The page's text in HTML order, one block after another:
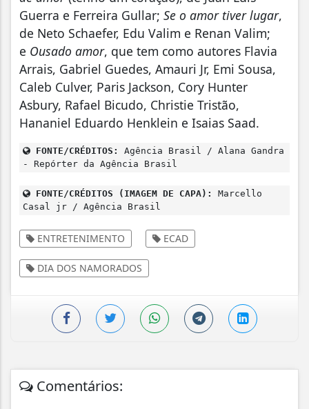
Guerra e Ferreira Gullar; Se o amor tiver lugar,
de Neto Schaefer, Edu Valim e Renan Valim;
e Ousado amor, que tem como autores Flavia
Arrais, Gabriel Guedes, Amauri Jr, Emi Sousa,
Caleb Culver, Paris Jackson, Cory Hunter
Asbury, Rafael Bicudo, Christie Tristão,
Hananiel Eduardo Henklein e Isaias Saad.
FONTE/CRÉDITOS:
Agência Brasil / Alana Gandra
- Repórter da Agência Brasil
FONTE/CRÉDITOS (IMAGEM DE CAPA):
Marcello
Casal jr / Agência Brasil
ENTRETENIMENTO ECAD
DIA DOS NAMORADOS
Comentários: